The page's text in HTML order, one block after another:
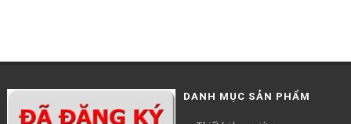
DANH MỤC SẢN PHẨM